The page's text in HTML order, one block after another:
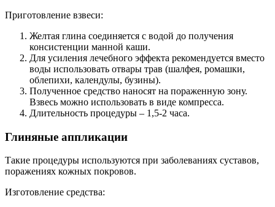
Приготовление взвеси:
Желтая глина соединяется с водой до получения
консистенции манной каши.
Для усиления лечебного эффекта рекомендуется вместо
воды использовать отвары трав (шалфея, ромашки,
облепихи, календулы, бузины).
Полученное средство наносят на пораженную зону.
Взвесь можно использовать в виде компресса.
Длительность процедуры – 1,5-2 часа.
Глиняные аппликации
Такие процедуры используются при заболеваниях суставов,
поражениях кожных покровов.
Изготовление средства: